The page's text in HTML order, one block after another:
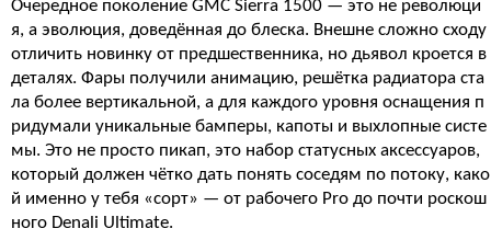
Очередное поколение GMC Sierra 1500 — это не революци
я, а эволюция, доведённая до блеска. Внешне сложно сходу
отличить новинку от предшественника, но дьявол кроется в
деталях. Фары получили анимацию, решётка радиатора ста
ла более вертикальной, а для каждого уровня оснащения п
ридумали уникальные бамперы, капоты и выхлопные систе
мы. Это не просто пикап, это набор статусных аксессуаров,
который должен чётко дать понять соседям по потоку, како
й именно у тебя «сорт» — от рабочего Pro до почти роскош
ного Denali Ultimate.